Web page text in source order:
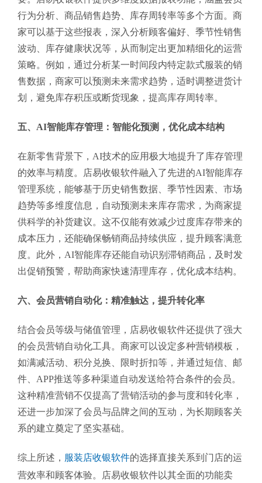
行为分析、商品销售趋势、库存周转率等多个方面。商
家可以基于这些报表，深入分析顾客偏好、季节性销售
波动、库存健康状况等，从而制定出更加精细化的运营
策略。例如，通过分析某一时间段内特定款式服装的销
售数据，商家可以预测未来需求趋势，适时调整进货计
划，避免库存积压或断货现象，提高库存周转率。
五、AI智能库存管理：智能化预测，优化成本结构
在新零售背景下，AI技术的应用极大地提升了库存管理
的效率与精度。店易收银软件融入了先进的AI智能库存
管理系统，能够基于历史销售数据、季节性因素、市场
趋势等多维度信息，自动预测未来库存需求，为商家提
供科学的补货建议。这不仅能有效减少过度库存带来的
成本压力，还能确保畅销商品持续供应，提升顾客满意
度。此外，AI智能库存还能自动识别滞销商品，及时发
出促销预警，帮助商家快速清理库存，优化成本结构。
六、会员营销自动化：精准触达，提升转化率
结合会员等级与储值管理，店易收银软件还提供了强大
的会员营销自动化工具。商家可以设定多种营销模板，
如满减活动、积分兑换、限时折扣等，并通过短信、邮
件、APP推送等多种渠道自动发送给符合条件的会员。
这种精准营销不仅提高了营销活动的参与度和转化率，
还进一步加深了会员与品牌之间的互动，为长期顾客关
系的建立奠定了坚实基础。
综上所述， 服装店收银软件的选择直接关系到门店的运
营效率和顾客体验。店易收银软件以其全面的功能卖